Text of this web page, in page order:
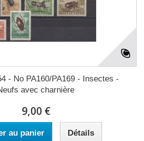
- No PA160/PA169 - Insectes -
avec charnière
9,00 €
au panier Détails